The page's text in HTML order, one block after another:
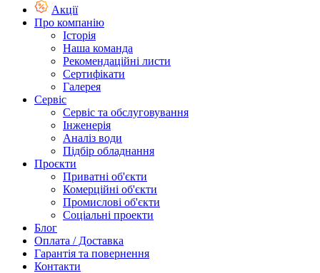
Акції
Про компанію
Історія
Наша команда
Рекомендаційні листи
Сертифікати
Галерея
Сервіс
Сервіс та обслуговування
Інженерія
Аналіз води
Підбір обладнання
Проєкти
Приватні об'єкти
Комерційні об'єкти
Промислові об'єкти
Соціальні проекти
Блог
Оплата / Доставка
Гарантія та повернення
Контакти